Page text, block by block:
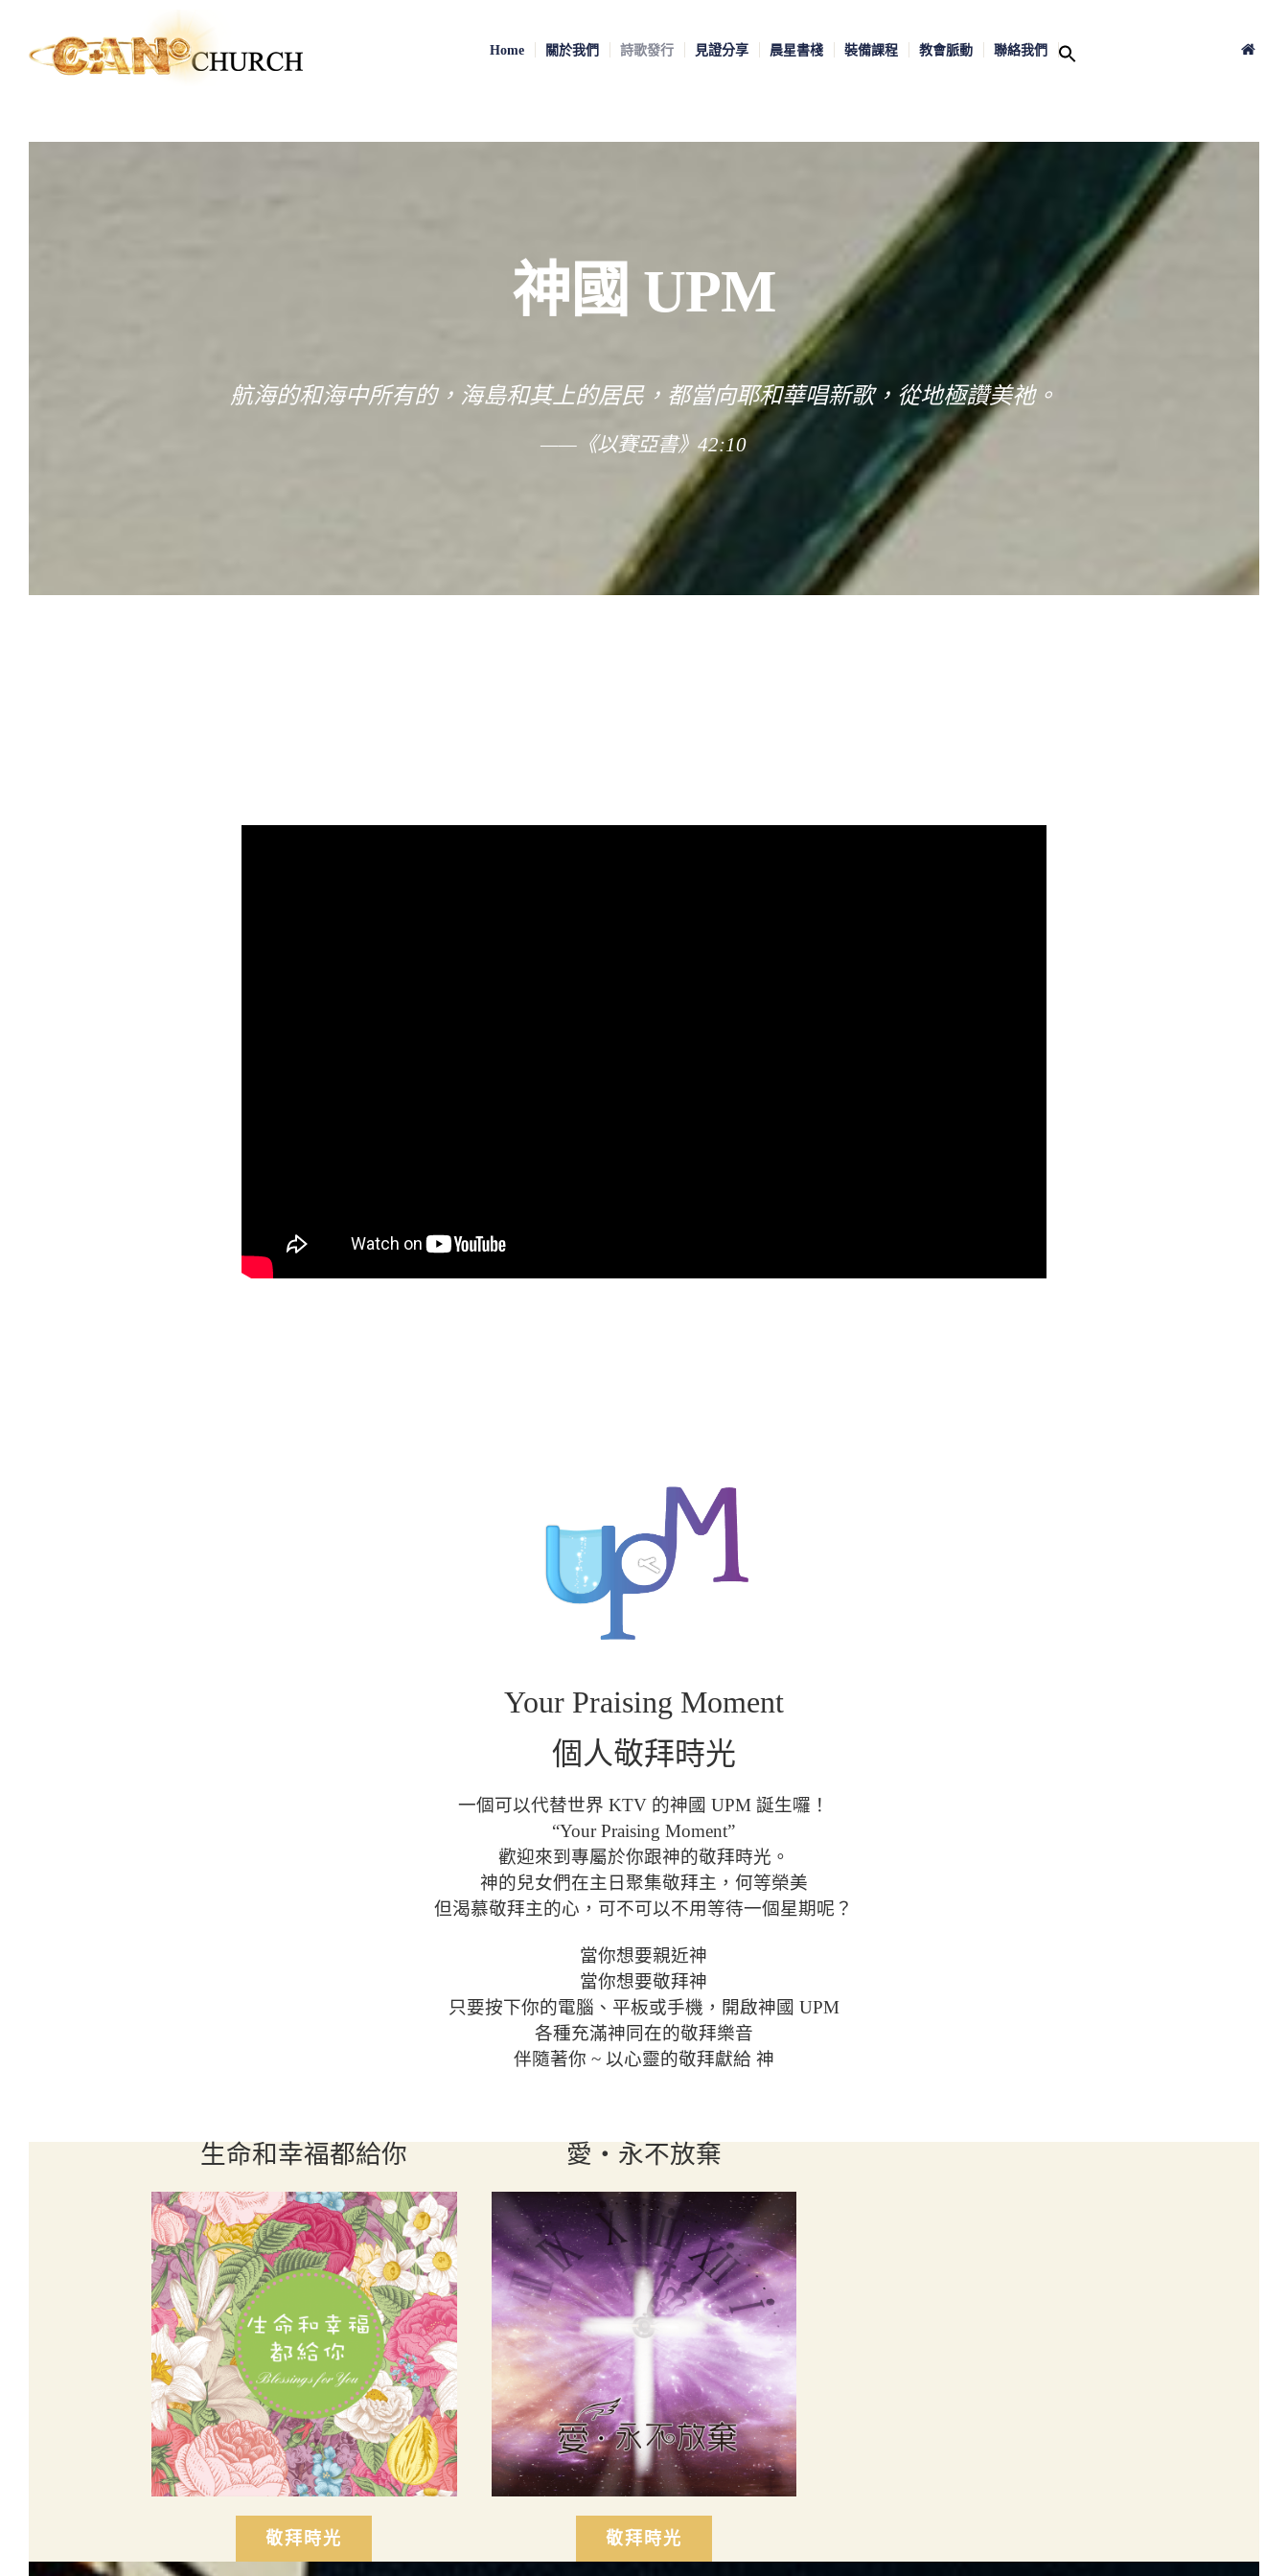
Home 關於我們 詩歌發行 見證分享 晨星書棧 裝備課程 教會脈動 聯絡我們
神國 UPM
航海的和海中所有的，海島和其上的居民，都當向耶和華唱新歌，從地極讚美祂。
——《以賽亞書》42:10
Your Praising Moment
個人敬拜時光
一個可以代替世界 KTV 的神國 UPM 誕生囉！
“Your Praising Moment”
歡迎來到專屬於你跟神的敬拜時光。
神的兒女們在主日聚集敬拜主，何等榮美
但渴慕敬拜主的心，可不可以不用等待一個星期呢？
當你想要親近神
當你想要敬拜神
只要按下你的電腦、平板或手機，開啟神國 UPM
各種充滿神同在的敬拜樂音
伴隨著你 ~ 以心靈的敬拜獻給 神
生命和幸福都給你
敬拜時光
愛・永不放棄
敬拜時光